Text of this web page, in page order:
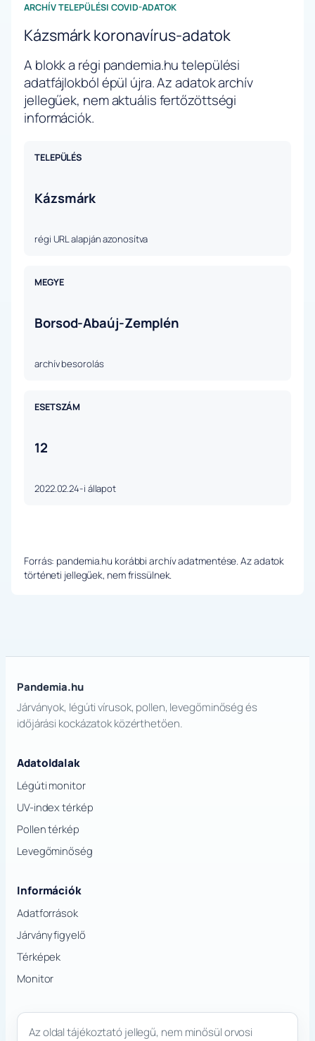
ARCHÍV TELEPÜLÉSI COVID-ADATOK
Kázsmárk koronavírus-adatok
A blokk a régi pandemia.hu települési
adatfájlokból épül újra. Az adatok archív
jellegűek, nem aktuális fertőzöttségi
információk.
TELEPÜLÉS
Kázsmárk
régi URL alapján azonosítva
MEGYE
Borsod-Abaúj-Zemplén
archív besorolás
ESETSZÁM
12
2022.02.24-i állapot
Forrás: pandemia.hu korábbi archív adatmentése. Az adatok
történeti jellegűek, nem frissülnek.
Pandemia.hu
Járványok, légúti vírusok, pollen, levegőminőség és
időjárási kockázatok közérthetően.
Adatoldalak
Légúti monitor
UV-index térkép
Pollen térkép
Levegőminőség
Információk
Adatforrások
Járványfigyelő
Térképek
Monitor
Az oldal tájékoztató jellegű, nem minősül orvosi